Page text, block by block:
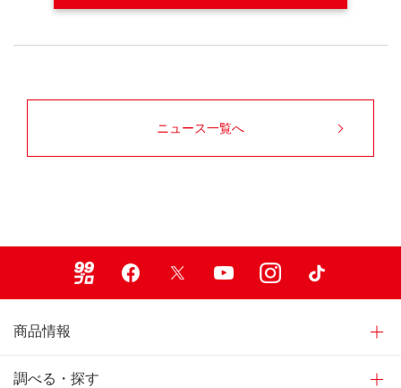
ニュース一覧へ
商品情報
調べる・探す